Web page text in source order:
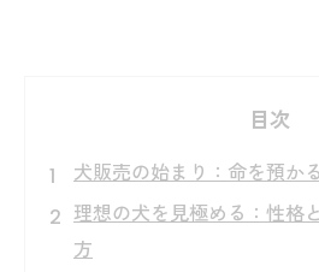
目次
犬販売の始まり：命を預か
理想の犬を見極める：性格
方